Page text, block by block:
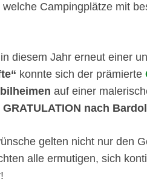
Campingplätze mit
diesem Jahr erneut einer
konnte sich der prämierte
auf einer
GRATULATION nach
gelten nicht nur den
alle ermutigen, sich